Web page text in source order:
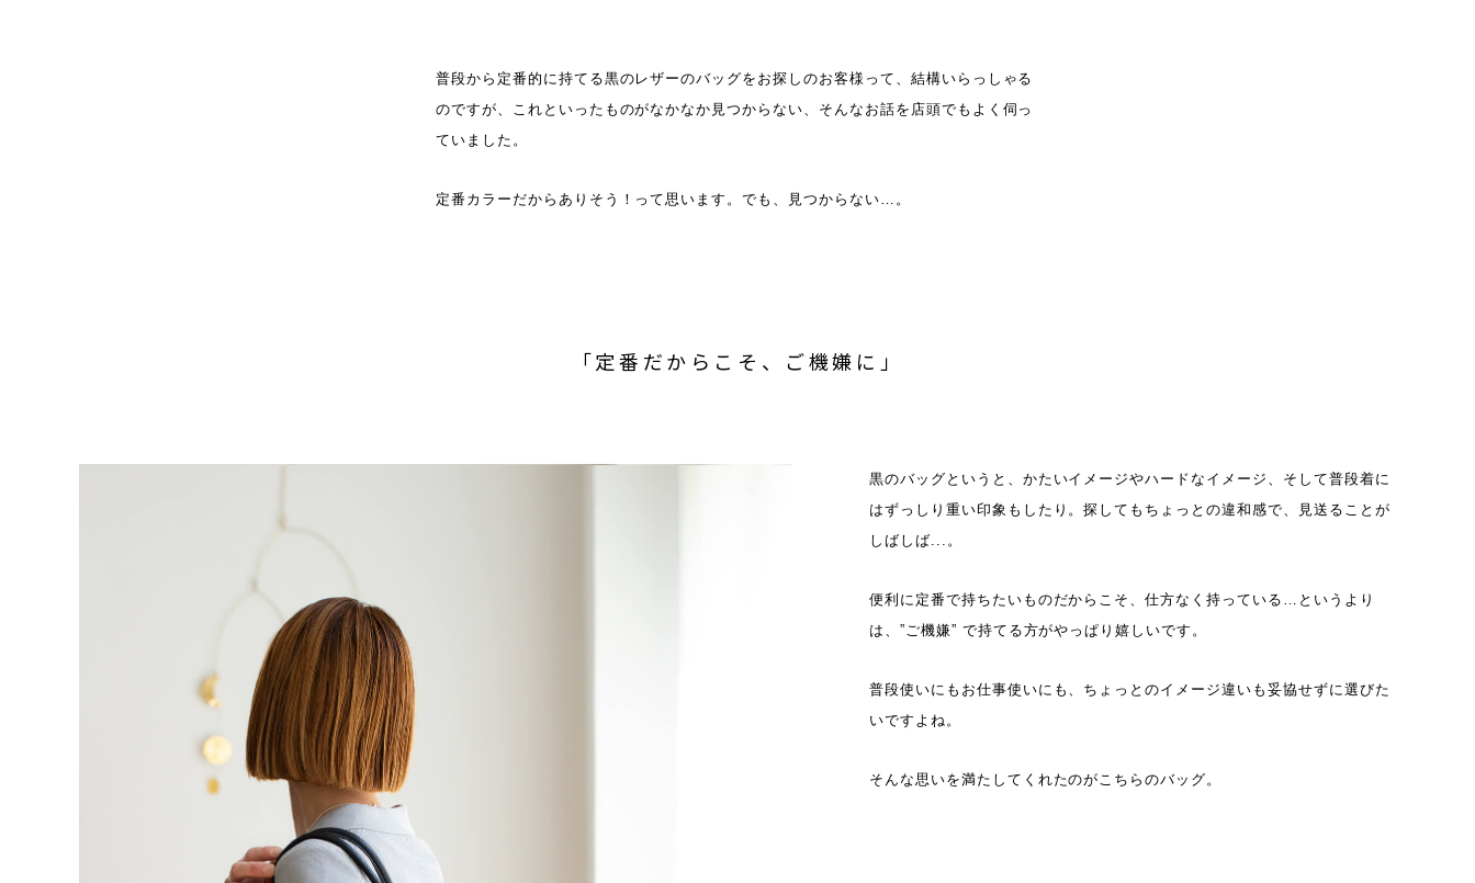
普段から定番的に持てる黒のレザーのバッグをお探しのお客様って、結構いらっしゃる
のですが、これといったものがなかなか見つからない、そんなお話を店頭でもよく伺っ
ていました。
定番カラーだからありそう！って思います。でも、見つからない…。
「定番だからこそ、ご機嫌に」
黒のバッグというと、かたいイメージやハードなイメージ、そして普段着に
はずっしり重い印象もしたり。探してもちょっとの違和感で、見送ることが
しばしば...。
便利に定番で持ちたいものだからこそ、仕方なく持っている…というより
は、”ご機嫌” で持てる方がやっぱり嬉しいです。
普段使いにもお仕事使いにも、ちょっとのイメージ違いも妥協せずに選びた
いですよね。
そんな思いを満たしてくれたのがこちらのバッグ。